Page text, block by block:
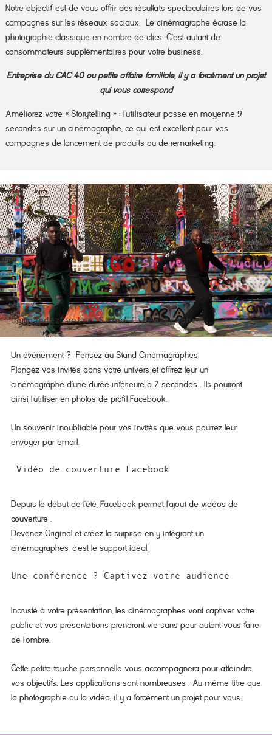
Notre objectif est de vous offrir des résultats spectaculaires lors de vos
campagnes sur les réseaux sociaux. Le cinémagraphe écrase la
photographie classique en nombre de clics. C’est autant de
consommateurs supplémentaires pour votre business.
Entreprise du CAC 40 ou petite affaire familiale, il y a forcément un projet
qui vous correspond
Améliorez votre « Storytelling » : l’utilisateur passe en moyenne 9
secondes sur un cinémagraphe, ce qui est excellent pour vos
campagnes de lancement de produits ou de remarketing.
Commandez votre Stand Cinémagraphe
Un événement ? Pensez au Stand Cinémagraphes.
Plongez vos invités dans votre univers et offrrez leur un
cinémagraphe d’une durée inférieure à 7 secondes . Ils pourront
ainsi l’utiliser en photos de profil Facebook.
Un souvenir inoubliable pour vos invités que vous pourrez leur
envoyer par email.
Vidéo de couverture Facebook
Depuis le début de l’été, Facebook permet l’ajout de vidéos de
couverture.
Devenez Original et créez la surprise en y intégrant un
cinémagraphes, c’est le support idéal.
Une conférence ? Captivez votre audience
Incrusté à votre présentation, les cinémagraphes vont captiver votre
public et vos présentations prendront vie sans pour autant vous faire
de l’ombre.
Cette petite touche personnelle vous accompagnera pour atteindre
vos objectifs. Les applications sont nombreuses . Au même titre que
la photographie ou la vidéo, il y a forcément un projet pour vous.